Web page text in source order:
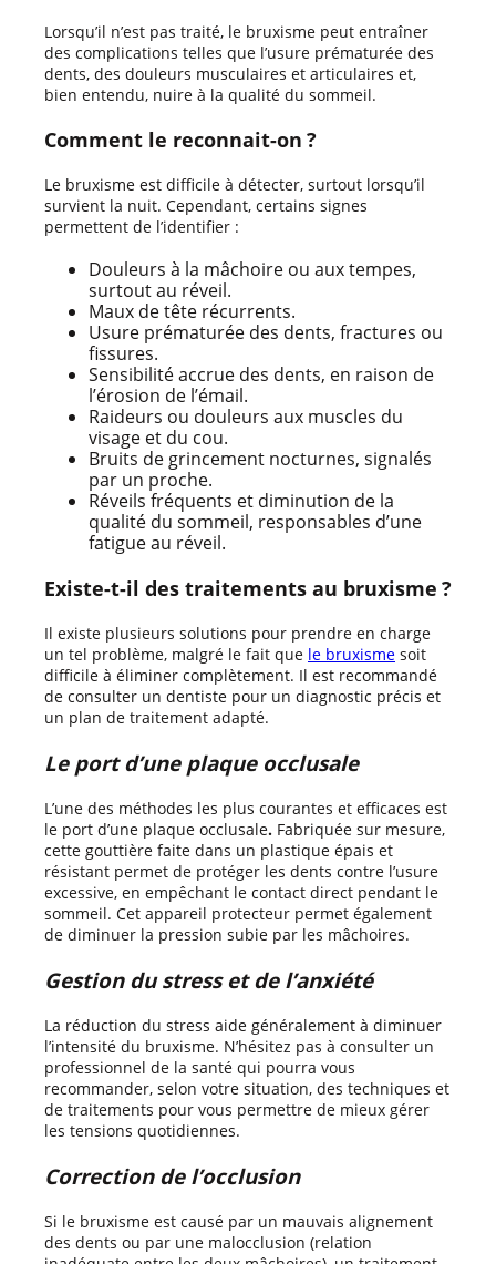
Lorsqu’il n’est pas traité, le bruxisme peut entraîner
des complications telles que l’usure prématurée des
dents, des douleurs musculaires et articulaires et,
bien entendu, nuire à la qualité du sommeil.
Comment le reconnait-on ?
Le bruxisme est difficile à détecter, surtout lorsqu’il
survient la nuit. Cependant, certains signes
permettent de l’identifier :
Douleurs à la mâchoire ou aux tempes,
surtout au réveil.
Maux de tête récurrents.
Usure prématurée des dents, fractures ou
fissures.
Sensibilité accrue des dents, en raison de
l’érosion de l’émail.
Raideurs ou douleurs aux muscles du
visage et du cou.
Bruits de grincement nocturnes, signalés
par un proche.
Réveils fréquents et diminution de la
qualité du sommeil, responsables d’une
fatigue au réveil.
Existe-t-il des traitements au bruxisme ?
Il existe plusieurs solutions pour prendre en charge
un tel problème, malgré le fait que le bruxisme soit
difficile à éliminer complètement. Il est recommandé
de consulter un dentiste pour un diagnostic précis et
un plan de traitement adapté.
Le port d’une plaque occlusale
L’une des méthodes les plus courantes et efficaces est
le port d’une plaque occlusale. Fabriquée sur mesure,
cette gouttière faite dans un plastique épais et
résistant permet de protéger les dents contre l’usure
excessive, en empêchant le contact direct pendant le
sommeil. Cet appareil protecteur permet également
de diminuer la pression subie par les mâchoires.
Gestion du stress et de l’anxiété
La réduction du stress aide généralement à diminuer
l’intensité du bruxisme. N’hésitez pas à consulter un
professionnel de la santé qui pourra vous
recommander, selon votre situation, des techniques et
de traitements pour vous permettre de mieux gérer
les tensions quotidiennes.
Correction de l’occlusion
Si le bruxisme est causé par un mauvais alignement
des dents ou par une malocclusion (relation